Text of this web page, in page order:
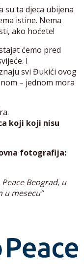
su ta djeca ubijena
istine. Nema
ako hoćete!
ćemo pred
I
svi Đukići ovog
– jednom mora
koji koji nisu
fotografija:
Beograd, u
u mesecu”